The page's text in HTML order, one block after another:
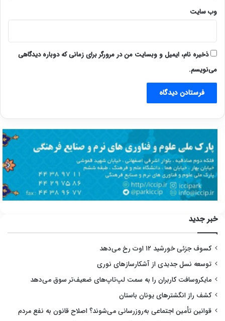
وب‌ سایت
ذخیره نام، ایمیل و وبسایت من در مرورگر برای زمانی که دوباره دیدگاهی
می‌نویسم.
خبر جدید
کسوف جزئی خورشید ۱۲ اوت رخ می‌دهد
توسعه نسل جدیدی از آشکارسازهای نوری
مایکروسافت کاربران را به سمت لپ‌تاپ‌های ضعیف‌تر سوق می‌دهد
کشف راز انگشترهای یونان باستان
قوانین تأمین اجتماعی به‌روزرسانی می‌شوند؟ اصلاح قانون به نفع مردم